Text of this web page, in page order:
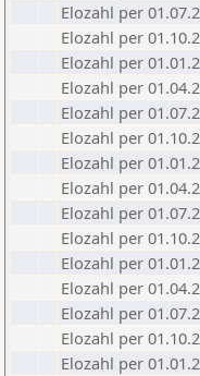
Elozahl per
Elozahl per
Elozahl per
Elozahl per
Elozahl per
Elozahl per
Elozahl per
Elozahl per
Elozahl per
Elozahl per
Elozahl per
Elozahl per
Elozahl per
Elozahl per
Elozahl per